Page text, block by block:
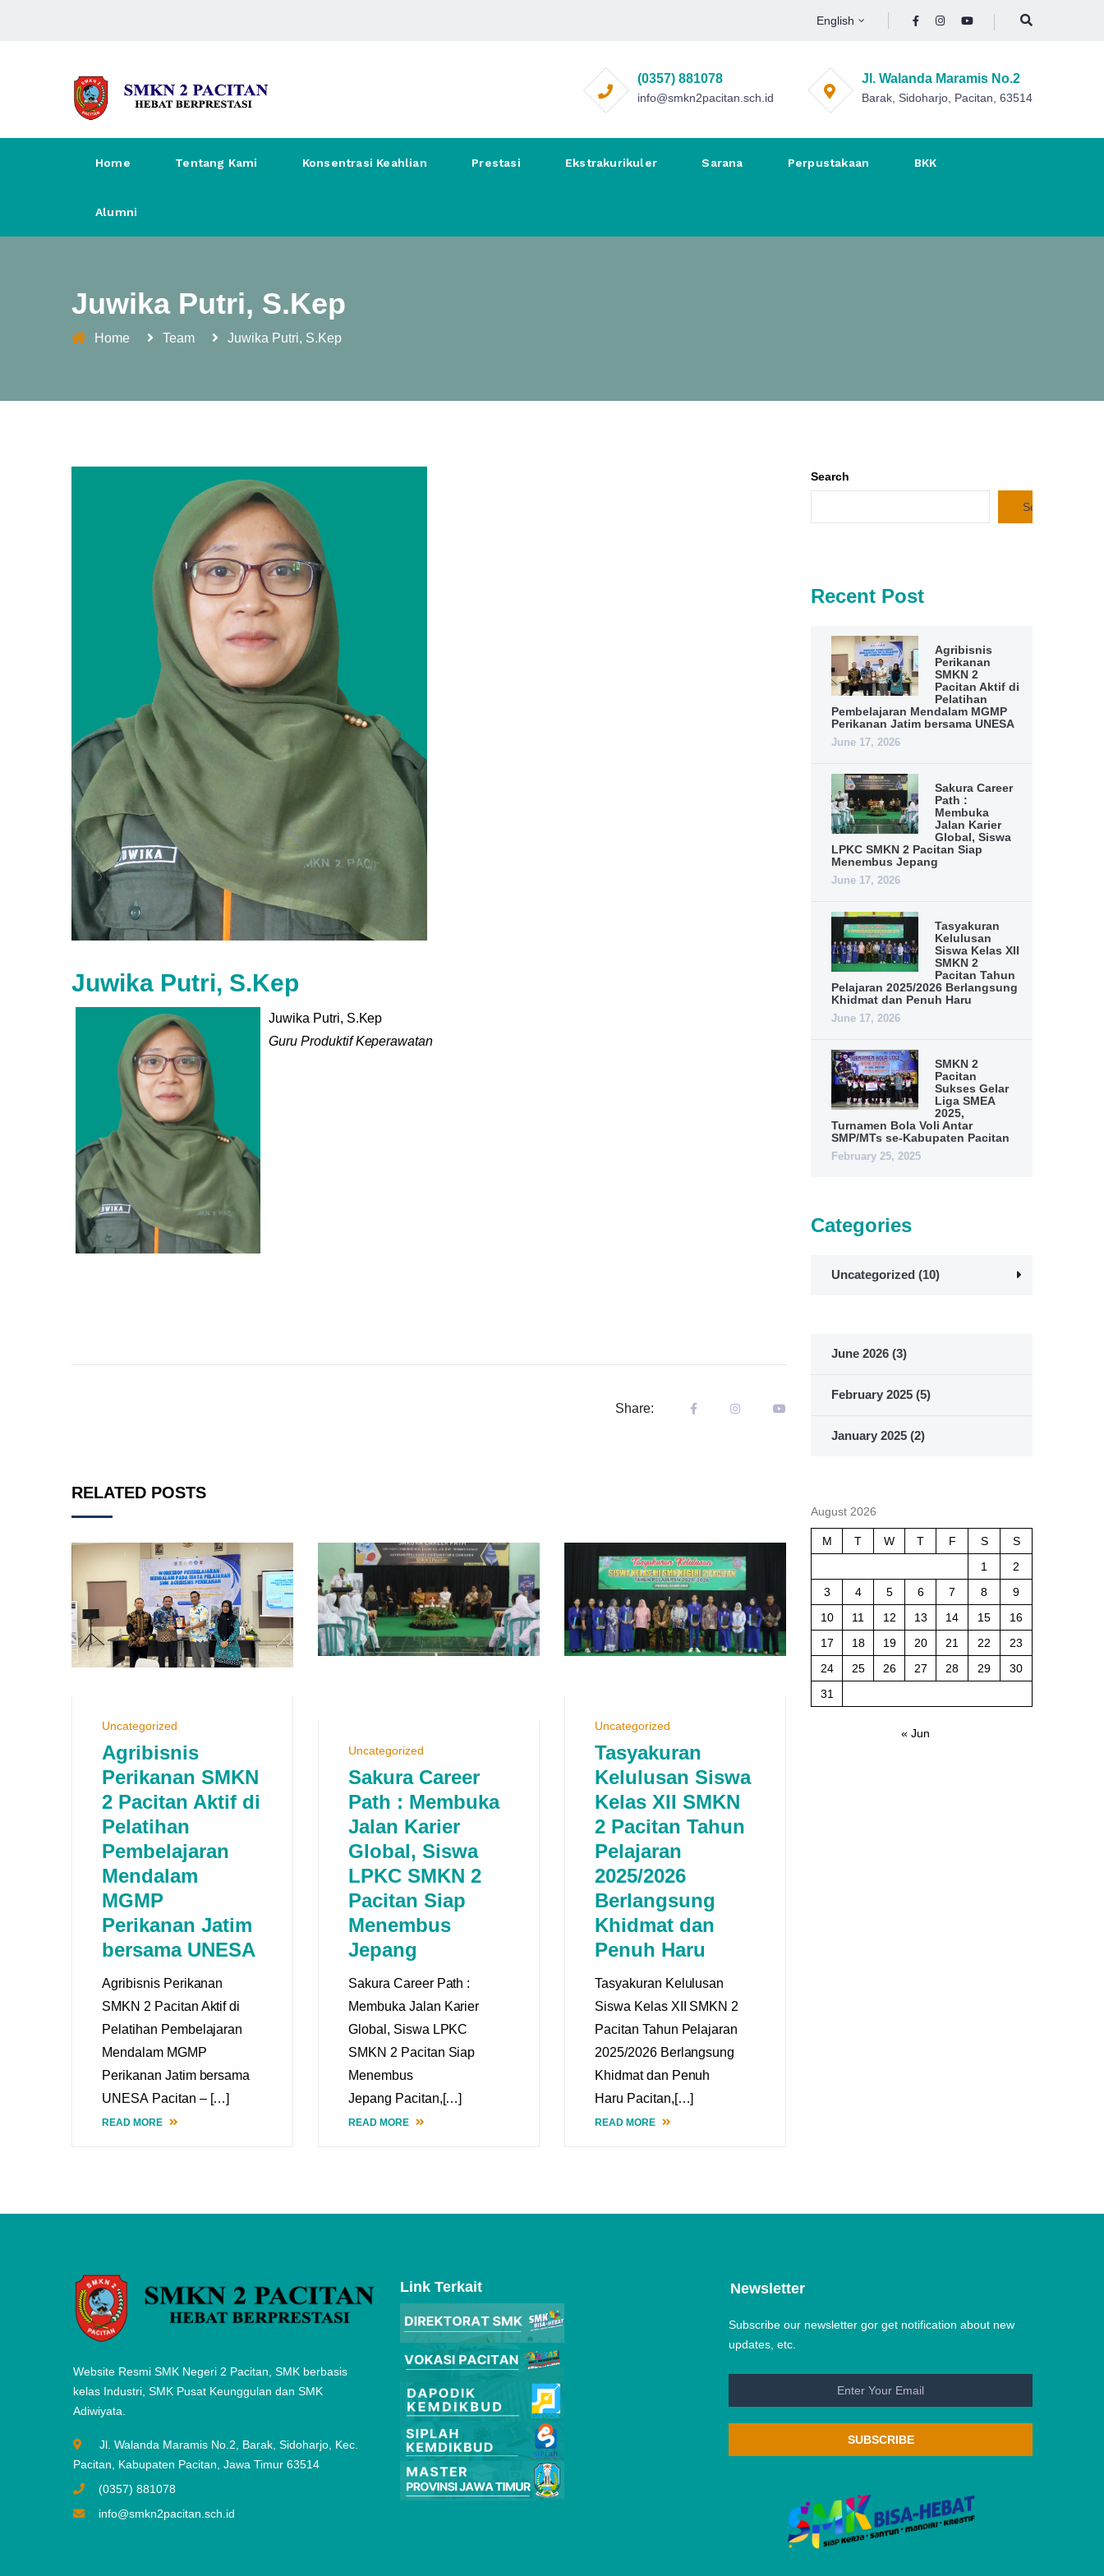
English
(0357) 881078
info@smkn2pacitan.sch.id
Jl. Walanda Maramis No.2
Barak, Sidoharjo, Pacitan, 63514
Home Tentang Kami Konsentrasi Keahlian Prestasi Ekstrakurikuler Sarana Perpustakaan BKK
Alumni
Juwika Putri, S.Kep
Home Team Juwika Putri, S.Kep
Juwika Putri, S.Kep
Juwika Putri, S.Kep
Guru Produktif Keperawatan
Share:
RELATED POSTS
Uncategorized
Agribisnis
Perikanan SMKN
2 Pacitan Aktif di
Pelatihan
Pembelajaran
Mendalam
MGMP
Perikanan Jatim
bersama UNESA
Agribisnis Perikanan
SMKN 2 Pacitan Aktif di
Pelatihan Pembelajaran
Mendalam MGMP
Perikanan Jatim bersama
UNESA Pacitan – […]
READ MORE
Uncategorized
Sakura Career
Path : Membuka
Jalan Karier
Global, Siswa
LPKC SMKN 2
Pacitan Siap
Menembus
Jepang
Sakura Career Path :
Membuka Jalan Karier
Global, Siswa LPKC
SMKN 2 Pacitan Siap
Menembus
Jepang Pacitan,[…]
READ MORE
Uncategorized
Tasyakuran
Kelulusan Siswa
Kelas XII SMKN
2 Pacitan Tahun
Pelajaran
2025/2026
Berlangsung
Khidmat dan
Penuh Haru
Tasyakuran Kelulusan
Siswa Kelas XII SMKN 2
Pacitan Tahun Pelajaran
2025/2026 Berlangsung
Khidmat dan Penuh
Haru Pacitan,[…]
READ MORE
Search
Search
Recent Post
Agribisnis
Perikanan
SMKN 2
Pacitan Aktif di
Pelatihan
Pembelajaran Mendalam MGMP
Perikanan Jatim bersama UNESA
June 17, 2026
Sakura Career
Path :
Membuka
Jalan Karier
Global, Siswa
LPKC SMKN 2 Pacitan Siap
Menembus Jepang
June 17, 2026
Tasyakuran
Kelulusan
Siswa Kelas XII
SMKN 2
Pacitan Tahun
Pelajaran 2025/2026 Berlangsung
Khidmat dan Penuh Haru
June 17, 2026
SMKN 2
Pacitan
Sukses Gelar
Liga SMEA
2025,
Turnamen Bola Voli Antar
SMP/MTs se-Kabupaten Pacitan
February 25, 2025
Categories
Uncategorized (10)
June 2026 (3)
February 2025 (5)
January 2025 (2)
August 2026
M T W T F S
S
1
2
3
4 5 6 7 8
9
10
11 12 13 14 15
16
17
18 19 20 21 22
23
24
25 26 27 28 29
30
31
« Jun
Website Resmi SMK Negeri 2 Pacitan, SMK berbasis
kelas Industri, SMK Pusat Keunggulan dan SMK
Adiwiyata.
Jl. Walanda Maramis No.2, Barak, Sidoharjo, Kec.
Pacitan, Kabupaten Pacitan, Jawa Timur 63514
(0357) 881078
info@smkn2pacitan.sch.id
Link Terkait Newsletter
Subscribe our newsletter gor get notification about new
updates, etc.
SUBSCRIBE